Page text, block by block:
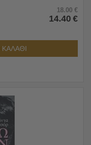
18.00 €
14.40 €